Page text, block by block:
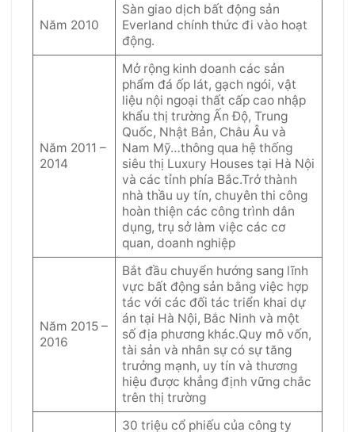
Năm 2010
Sàn giao dịch bất động sản
Everland chính thức đi vào hoạt
động.
Năm 2011 –
2014
Mở rộng kinh doanh các sản
phẩm đá ốp lát, gạch ngói, vật
liệu nội ngoại thất cấp cao nhập
khẩu thị trường Ấn Độ, Trung
Quốc, Nhật Bản, Châu Âu và
Nam Mỹ…thông qua hệ thống
siêu thị Luxury Houses tại Hà Nội
và các tỉnh phía Bắc.Trở thành
nhà thầu uy tín, chuyên thi công
hoàn thiện các công trình dân
dụng, trụ sở làm việc các cơ
quan, doanh nghiệp
Năm 2015 –
2016
Bắt đầu chuyển hướng sang lĩnh
vực bất động sản bằng việc hợp
tác với các đối tác triển khai dự
án tại Hà Nội, Bắc Ninh và một
số địa phương khác.Quy mô vốn,
tài sản và nhân sự có sự tăng
trưởng mạnh, uy tín và thương
hiệu được khẳng định vững chắc
trên thị trường
30 triệu cổ phiếu của công ty